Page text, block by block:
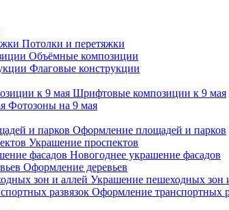
Потолки и перетяжки
Объёмные композиции
Флаговые конструкции
Шрифтовые композиции к 9 мая
Фотозоны на 9 мая
Оформление площадей и парков
Украшение проспектов
Новогоднее украшение фасадов
Оформление деревьев
Украшение пешеходных зон
Оформление транспортных